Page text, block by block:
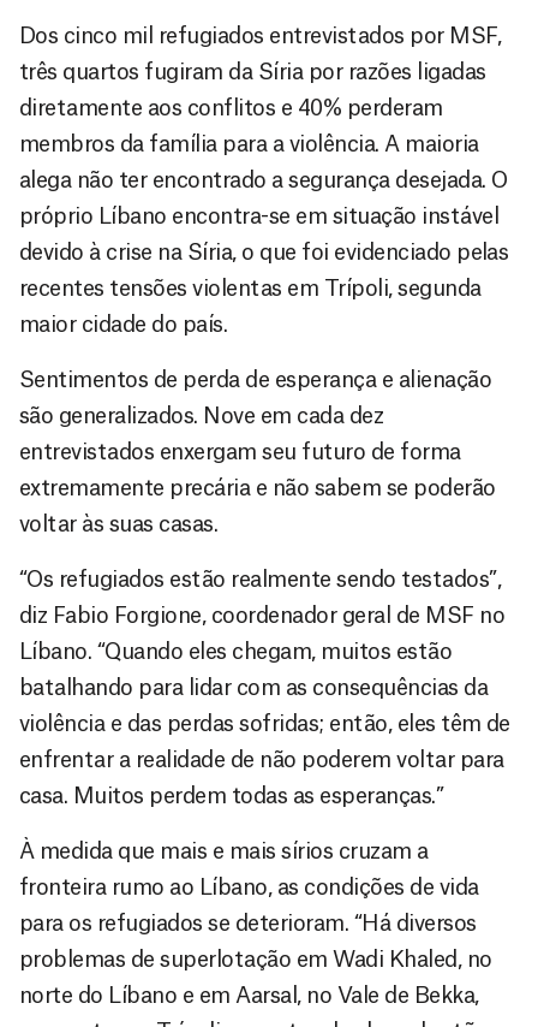
Dos cinco mil refugiados entrevistados por MSF,
três quartos fugiram da Síria por razões ligadas
diretamente aos conflitos e 40% perderam
membros da família para a violência. A maioria
alega não ter encontrado a segurança desejada. O
próprio Líbano encontra-se em situação instável
devido à crise na Síria, o que foi evidenciado pelas
recentes tensões violentas em Trípoli, segunda
maior cidade do país.
Sentimentos de perda de esperança e alienação
são generalizados. Nove em cada dez
entrevistados enxergam seu futuro de forma
extremamente precária e não sabem se poderão
voltar às suas casas.
“Os refugiados estão realmente sendo testados”,
diz Fabio Forgione, coordenador geral de MSF no
Líbano. “Quando eles chegam, muitos estão
batalhando para lidar com as consequências da
violência e das perdas sofridas; então, eles têm de
enfrentar a realidade de não poderem voltar para
casa. Muitos perdem todas as esperanças.”
À medida que mais e mais sírios cruzam a
fronteira rumo ao Líbano, as condições de vida
para os refugiados se deterioram. “Há diversos
problemas de superlotação em Wadi Khaled, no
norte do Líbano e em Aarsal, no Vale de Bekka,